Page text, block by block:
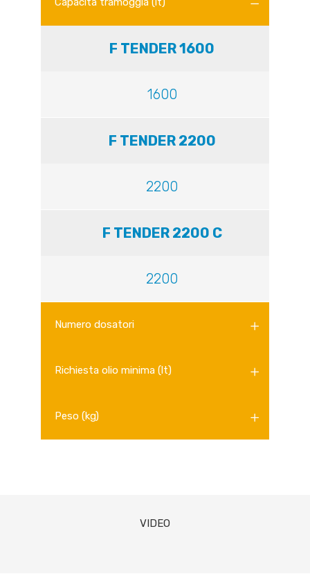
F TENDER 1600
1600
F TENDER 2200
2200
F TENDER 2200 C
2200
Numero dosatori
Richiesta olio minima (lt)
Peso (kg)
VIDEO